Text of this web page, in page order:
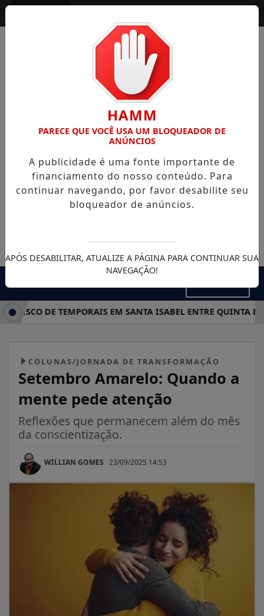
DE TEMPORAIS EM SANTA ISABEL ENTRE QUINTA E
COLUNAS/JORNADA DE TRANSFORMAÇÃO
Setembro Amarelo: Quando a
mente pede atenção
Reflexões que permanecem além do mês
da conscientização.
WILLIAN GOMES 23/09/2025 14:53
HAMM
PARECE QUE VOCÊ USA UM BLOQUEADOR DE
ANÚNCIOS
A publicidade é uma fonte importante de
financiamento do nosso conteúdo. Para
continuar navegando, por favor desabilite seu
bloqueador de anúncios.
APÓS DESABILITAR, ATUALIZE A PÁGINA PARA CONTINUAR SUA
NAVEGAÇÃO!